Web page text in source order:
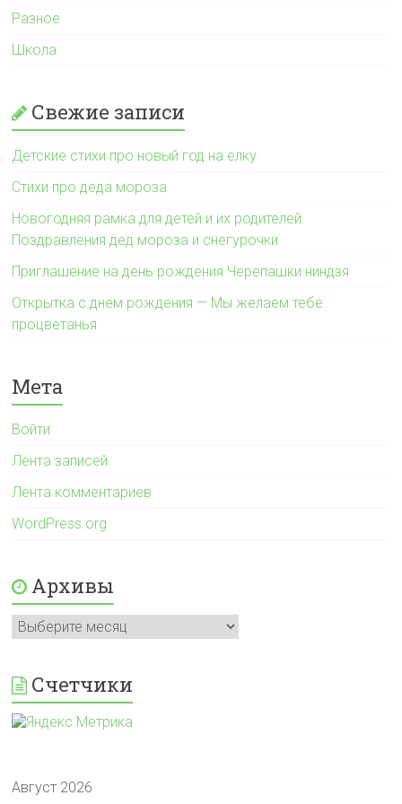
Разное
Школа
Свежие записи
Детские стихи про новый год на елку
Стихи про деда мороза
Новогодняя рамка для детей и их родителей
Поздравления дед мороза и снегурочки
Приглашение на день рождения Черепашки ниндзя
Открытка с днем рождения — Мы желаем тебе
процветанья
Мета
Войти
Лента записей
Лента комментариев
WordPress.org
Архивы
Архивы
Счетчики
Август 2026